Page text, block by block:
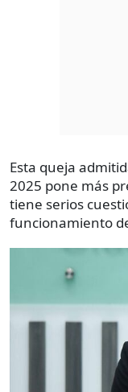
Esta queja
2025 pone más
tiene serios
funcionamiento